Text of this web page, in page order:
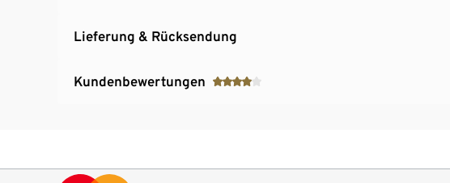
Lieferung & Rücksendung
Kundenbewertungen